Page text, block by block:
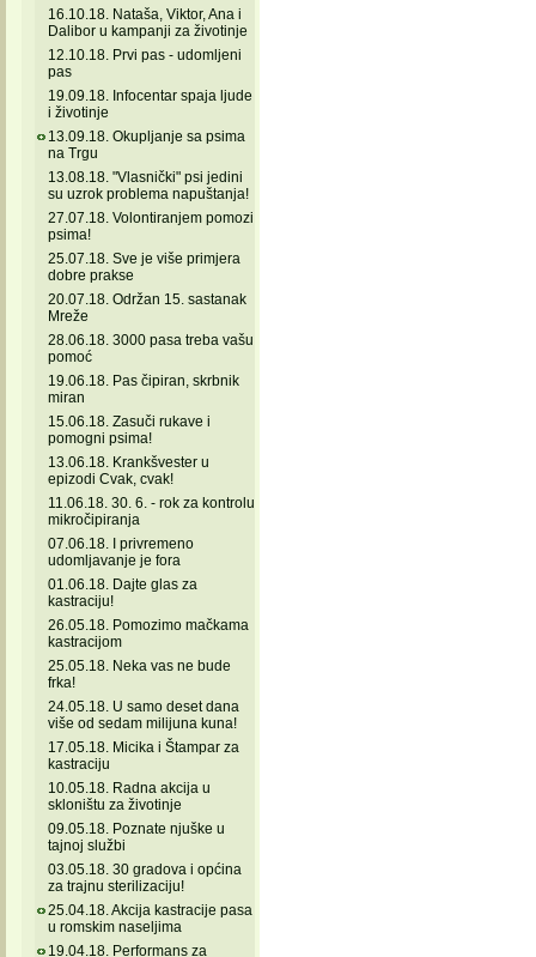
16.10.18. Nataša, Viktor, Ana i
Dalibor u kampanji za životinje
12.10.18. Prvi pas - udomljeni
pas
19.09.18. Infocentar spaja ljude
i životinje
13.09.18. Okupljanje sa psima
na Trgu
13.08.18. "Vlasnički" psi jedini
su uzrok problema napuštanja!
27.07.18. Volontiranjem pomozi
psima!
25.07.18. Sve je više primjera
dobre prakse
20.07.18. Održan 15. sastanak
Mreže
28.06.18. 3000 pasa treba vašu
pomoć
19.06.18. Pas čipiran, skrbnik
miran
15.06.18. Zasuči rukave i
pomogni psima!
13.06.18. Krankšvester u
epizodi Cvak, cvak!
11.06.18. 30. 6. - rok za kontrolu
mikročipiranja
07.06.18. I privremeno
udomljavanje je fora
01.06.18. Dajte glas za
kastraciju!
26.05.18. Pomozimo mačkama
kastracijom
25.05.18. Neka vas ne bude
frka!
24.05.18. U samo deset dana
više od sedam milijuna kuna!
17.05.18. Micika i Štampar za
kastraciju
10.05.18. Radna akcija u
skloništu za životinje
09.05.18. Poznate njuške u
tajnoj službi
03.05.18. 30 gradova i općina
za trajnu sterilizaciju!
25.04.18. Akcija kastracije pasa
u romskim naseljima
19.04.18. Performans za